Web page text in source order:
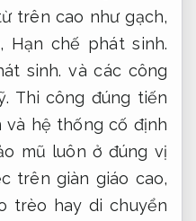
trên cao như gạch,
Hạn chế phát sinh.
sinh. và các công
Thi công đúng tiến
và hệ thống cố định
mũ luôn ở đúng vị
trên giàn giáo cao,
trèo hay di chuyển